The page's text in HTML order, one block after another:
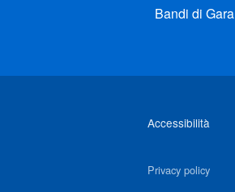
Bandi di Gara
Accessibilità
Privacy policy